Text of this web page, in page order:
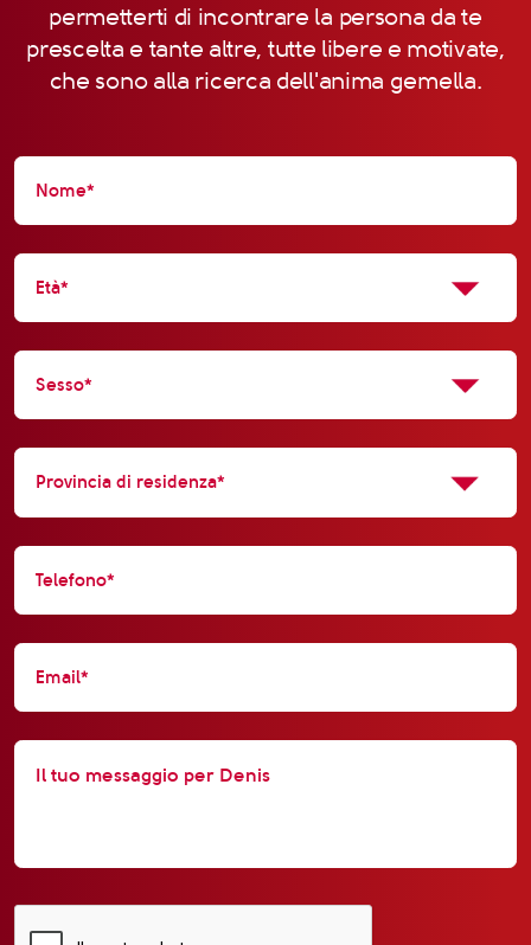
permetterti di incontrare la persona da te
prescelta e tante altre, tutte libere e motivate,
che sono alla ricerca dell'anima gemella.